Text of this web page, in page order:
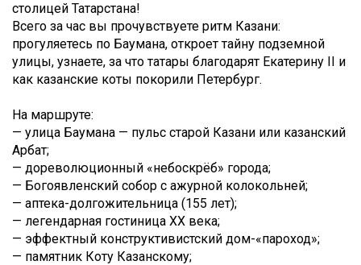
столицей Татарстана!
Всего за час вы прочувствуете ритм Казани:
прогуляетесь по Баумана, откроет тайну подземной
улицы, узнаете, за что татары благодарят Екатерину II и
как казанские коты покорили Петербург.
На маршруте:
— улица Баумана — пульс старой Казани или казанский
Арбат;
— дореволюционный «небоскрёб» города;
— Богоявленский собор с ажурной колокольней;
— аптека-долгожительница (155 лет);
— легендарная гостиница XX века;
— эффектный конструктивистский дом-«пароход»;
— памятник Коту Казанскому;